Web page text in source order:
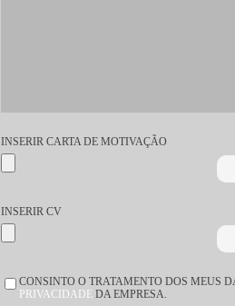
INSERIR CARTA DE MOTIVAÇÃO
INSERIR CV
CONSENTIMENTO*
CONSINTO O TRATAMENTO DOS MEUS
PRIVACIDADE DA EMPRESA.